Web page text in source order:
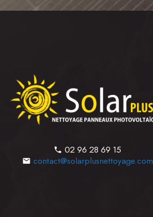
02 96 28 69 15
contact@solarplusnettoyage.com